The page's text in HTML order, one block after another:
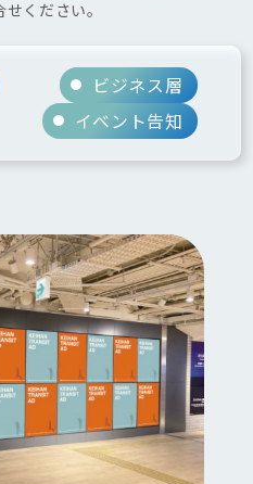
ください。
ビジネス層
イベント告知